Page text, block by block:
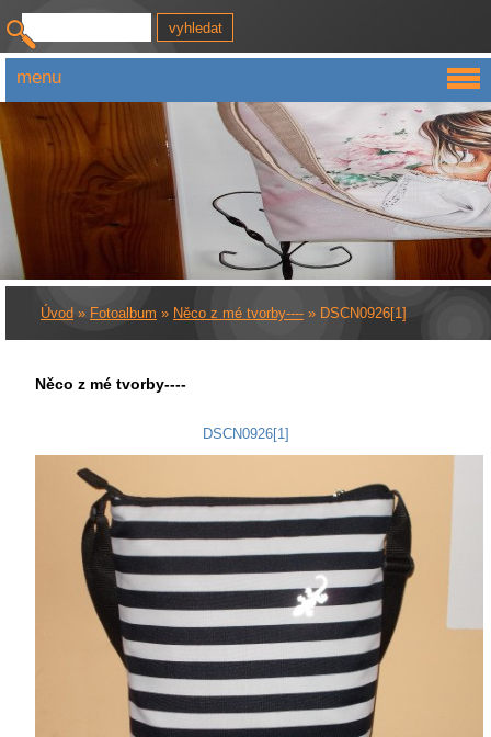
Úvod » Fotoalbum » Něco z mé tvorby---- » DSCN0926[1]
Něco z mé tvorby----
DSCN0926[1]
menu